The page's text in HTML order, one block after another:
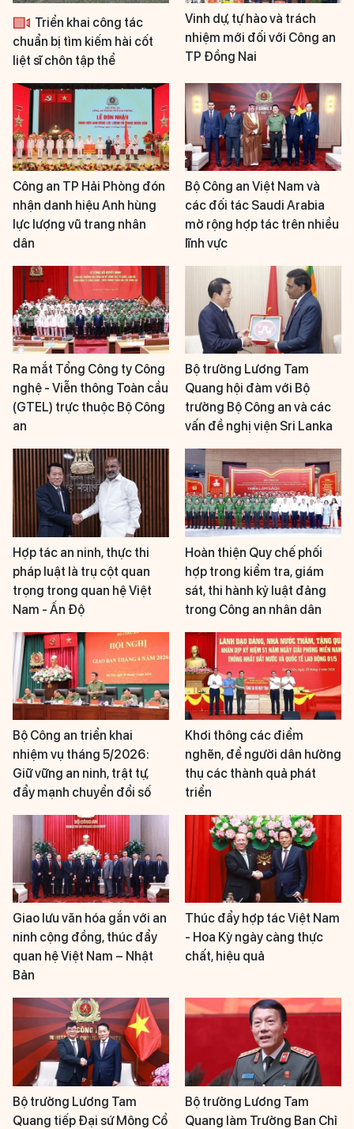
Triển khai công tác
chuẩn bị tìm kiếm hài cốt
liệt sĩ chôn tập thể
Vinh dự, tự hào và trách
nhiệm mới đối với Công an
TP Đồng Nai
Công an TP Hải Phòng đón
nhận danh hiệu Anh hùng
lực lượng vũ trang nhân
dân
Bộ Công an Việt Nam và
các đối tác Saudi Arabia
mở rộng hợp tác trên nhiều
lĩnh vực
Ra mắt Tổng Công ty Công
nghệ - Viễn thông Toàn cầu
(GTEL) trực thuộc Bộ Công
an
Bộ trưởng Lương Tam
Quang hội đàm với Bộ
trưởng Bộ Công an và các
vấn đề nghị viện Sri Lanka
Hợp tác an ninh, thực thi
pháp luật là trụ cột quan
trọng trong quan hệ Việt
Nam - Ấn Độ
Hoàn thiện Quy chế phối
hợp trong kiểm tra, giám
sát, thi hành kỷ luật đảng
trong Công an nhân dân
Bộ Công an triển khai
nhiệm vụ tháng 5/2026:
Giữ vững an ninh, trật tự,
đẩy mạnh chuyển đổi số
Khơi thông các điểm
nghẽn, để người dân hưởng
thụ các thành quả phát
triển
Giao lưu văn hóa gắn với an
ninh cộng đồng, thúc đẩy
quan hệ Việt Nam – Nhật
Bản
Thúc đẩy hợp tác Việt Nam
- Hoa Kỳ ngày càng thực
chất, hiệu quả
Bộ trưởng Lương Tam
Quang tiếp Đại sứ Mông Cổ
Bộ trưởng Lương Tam
Quang làm Trưởng Ban Chỉ